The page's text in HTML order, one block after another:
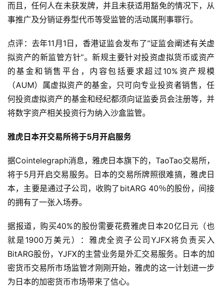
而且，任何人在未获发牌，并且未获适用豁免的情况下，从
事推广及分销证券型代币等受监管的活动属刑事罪行。
点评：去年11月1日，香港证监会发布了“证监会阐述有关虚
拟资产的新监管方针”。新规主要针对投资虚拟货币或资产
的基金和销售平台，内容包括要求超过10%资产规模
（AUM）属虚拟资产的基金，只可向专业投资者销售，任
何投资虚拟资产的基金和经纪都须向证监委员会注册等，并
将数字资产相关投资行为纳入沙盒监管。
雅虎日本开交易所将于5月开启服务
据Cointelegraph消息，雅虎日本旗下的，TaoTao交易所，
将于5月开启交易服务。日本的交易所牌照很难搞，雅虎日
本，主要是通过子公司，收购了bitARG 40％的股份，间接
的拥有了一张入场券。
据报道，购买40%的股份需要花费雅虎日本20亿日元（也
就是1900万美元）：雅虎全资子公司YJFX将负责买入
BitARG股份，YJFX的主营业务是外汇交易服务。日本的加
密货币交易所市场监管才刚刚开始，雅虎的这一计划进一步
为日本的加密货币市场带来了信心。